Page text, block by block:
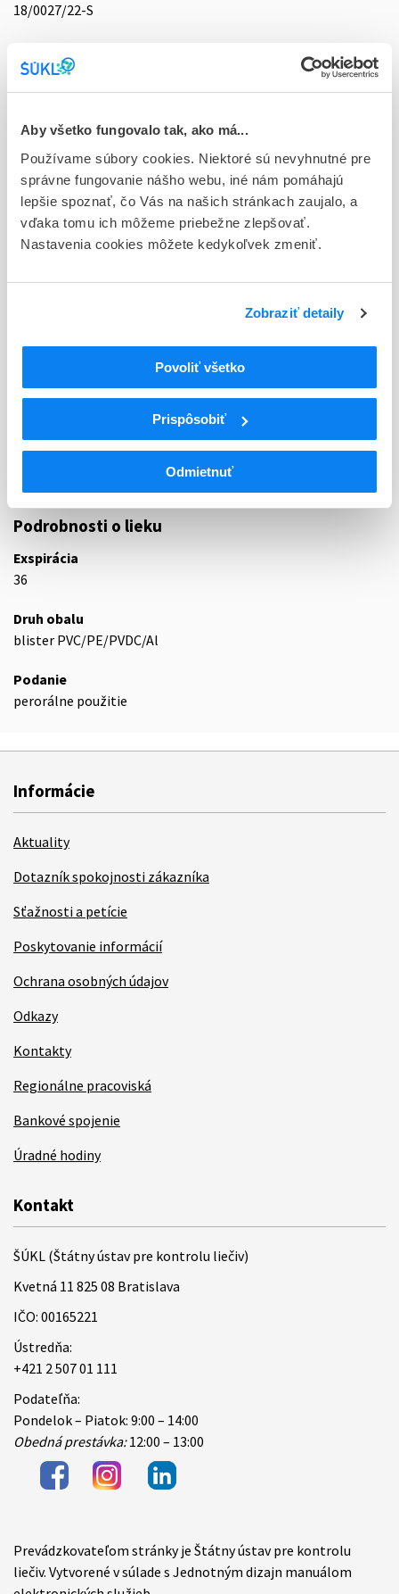
Aby všetko fungovalo tak, ako má...
Používame súbory cookies. Niektoré sú nevyhnutné pre
správne fungovanie nášho webu, iné nám pomáhajú
lepšie spoznať, čo Vás na našich stránkach zaujalo, a
vďaka tomu ich môžeme priebežne zlepšovať.
Nastavenia cookies môžete kedykoľvek zmeniť.
Zobraziť detaily
Povoliť všetko
Prispôsobiť
Odmietnuť
18/0027/22-S
tbl flm 120x100 mg (blis.PVC/PE/PVDC/Al)
D - Registrácia bez obmedzenia platnosti
Typ registračnej procedúry
Decentralizovaná
Držiteľ, krajina
Egis Pharmaceuticals PLC, Maďarsko
18 - ANTIDIABETICA (VRÁTANE INZULÍNU)
ATC
TRÁVIACI TRAKT A METABOLIZMUS
A10
ANTIDIABETIKÁ
Liečivá znižujúce hladinu glukózy v krvi s
A10BH
Inhibítory dipeptidyl 4 (DPP-4) peptidázy
Sitagliptín
Podrobnosti o lieku
Exspirácia
36
Druh obalu
blister PVC/PE/PVDC/Al
Podanie
perorálne použitie
Informácie
Aktuality
Dotazník spokojnosti zákazníka
Sťažnosti a petície
Poskytovanie informácií
Ochrana osobných údajov
Odkazy
Kontakty
Regionálne pracoviská
Bankové spojenie
Úradné hodiny
Kontakt
ŠÚKL (Štátny ústav pre kontrolu liečiv)
Kvetná 11 825 08 Bratislava
IČO: 00165221
Ústredňa:
+421 2 507 01 111
Podateľňa:
Pondelok – Piatok: 9:00 – 14:00
Obedná prestávka:12:00 – 13:00
Items
Prevádzkovateľom stránky je Štátny ústav pre kontrolu
liečiv. Vytvorené v súlade s Jednotným dizajn manuálom